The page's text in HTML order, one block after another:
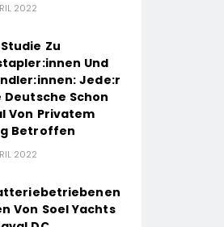
2022
Zu
Und
Jede:r
Schon
Von Privatem
Betroffen
2022
Von Soel Yachts